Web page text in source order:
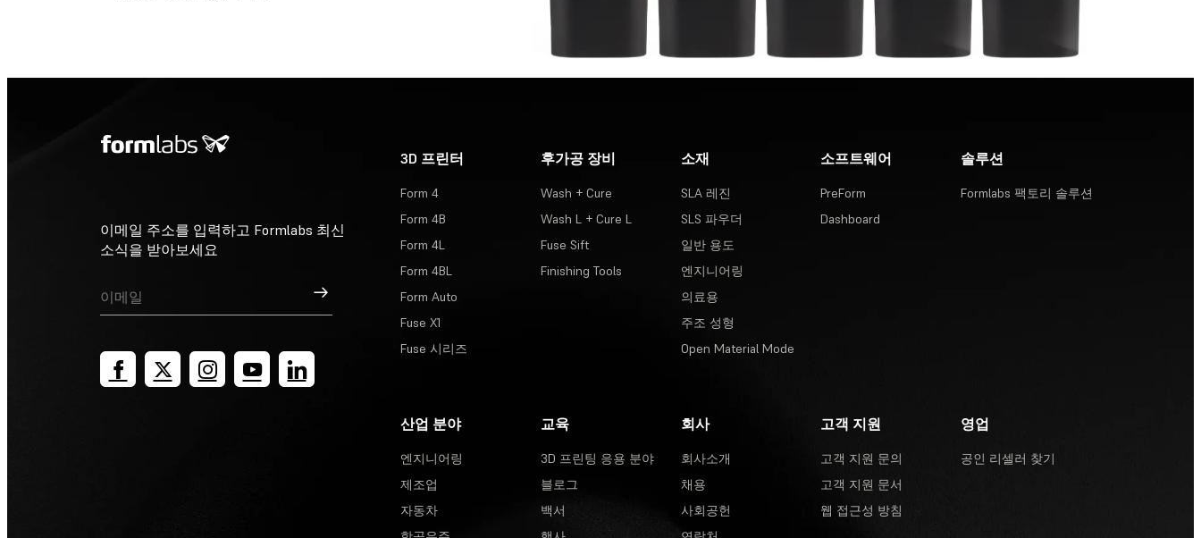
이메일 주소를 입력하고 Formlabs 최신
소식을 받아보세요
가입
3D 프린터
Form 4
Form 4B
Form 4L
Form 4BL
Form Auto
Fuse X1
Fuse 시리즈
후가공 장비
Wash + Cure
Wash L + Cure L
Fuse Sift
Finishing Tools
소재
SLA 레진
SLS 파우더
일반 용도
엔지니어링
의료용
주조 성형
Open Material Mode
소프트웨어
PreForm
Dashboard
솔루션
Formlabs 팩토리 솔루션
산업 분야
엔지니어링
제조업
자동차
교육
3D 프린팅 응용 분야
블로그
백서
회사
회사소개
채용
사회공헌
고객 지원
고객 지원 문의
고객 지원 문서
웹 접근성 방침
영업
공인 리셀러 찾기